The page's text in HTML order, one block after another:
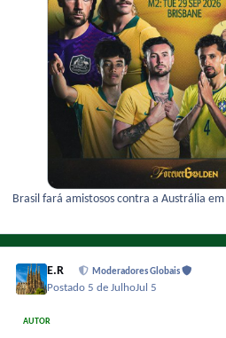
Brasil fará amistosos contra a Austrália
E.R Moderadores Globais
Postado 5 de JulhoJul 5
AUTOR